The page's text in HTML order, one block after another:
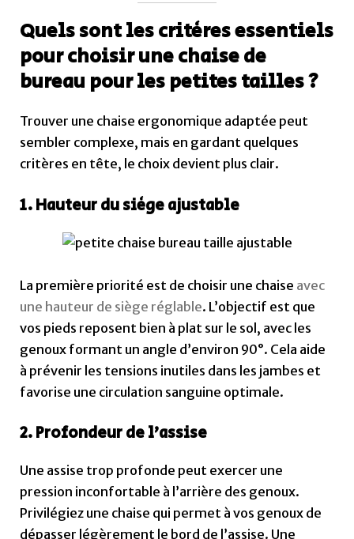
Quels sont les critères essentiels
pour choisir une chaise de
bureau pour les petites tailles ?
Trouver une chaise ergonomique adaptée peut
sembler complexe, mais en gardant quelques
critères en tête, le choix devient plus clair.
1. Hauteur du siège ajustable
La première priorité est de choisir une chaise avec
une hauteur de siège réglable. L’objectif est que
vos pieds reposent bien à plat sur le sol, avec les
genoux formant un angle d’environ 90°. Cela aide
à prévenir les tensions inutiles dans les jambes et
favorise une circulation sanguine optimale.
2. Profondeur de l’assise
Une assise trop profonde peut exercer une
pression inconfortable à l’arrière des genoux.
Privilégiez une chaise qui permet à vos genoux de
dépasser légèrement le bord de l’assise. Une